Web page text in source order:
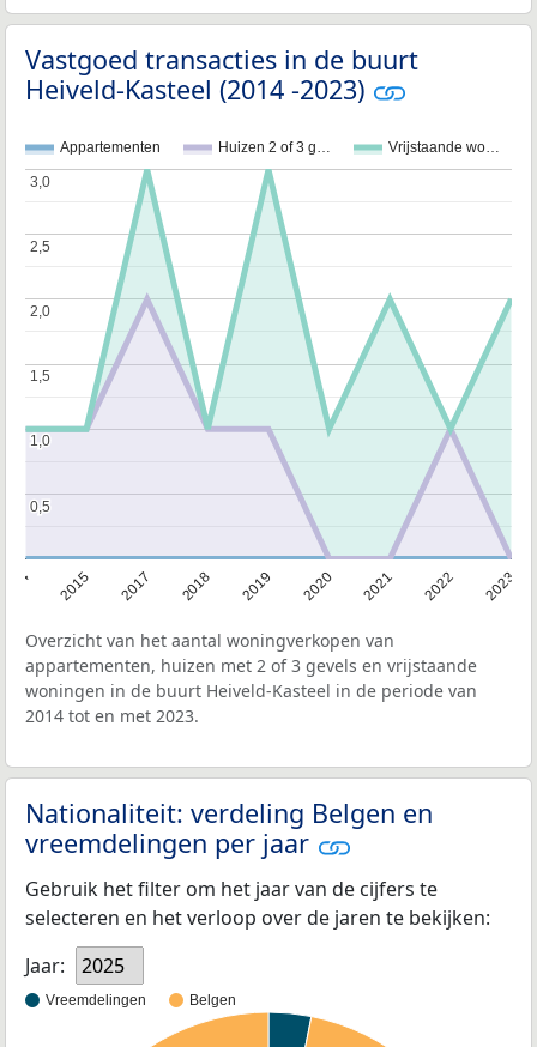
Vastgoed transacties in de buurt
Heiveld-Kasteel (2014 -2023)
Appartementen Huizen 2 of 3 g… Vrijstaande wo…
2015 2017 2018 2019 2020 2021 2022 2023
0,5
0,5
1,0
1,0
1,5
1,5
2,0
2,0
2,5
2,5
3,0
3,0
Overzicht van het aantal woningverkopen van
appartementen, huizen met 2 of 3 gevels en vrijstaande
woningen in de buurt Heiveld-Kasteel in de periode van
2014 tot en met 2023.
Nationaliteit: verdeling Belgen en
vreemdelingen per jaar
Gebruik het filter om het jaar van de cijfers te
selecteren en het verloop over de jaren te bekijken:
Jaar:
2025
Vreemdelingen Belgen